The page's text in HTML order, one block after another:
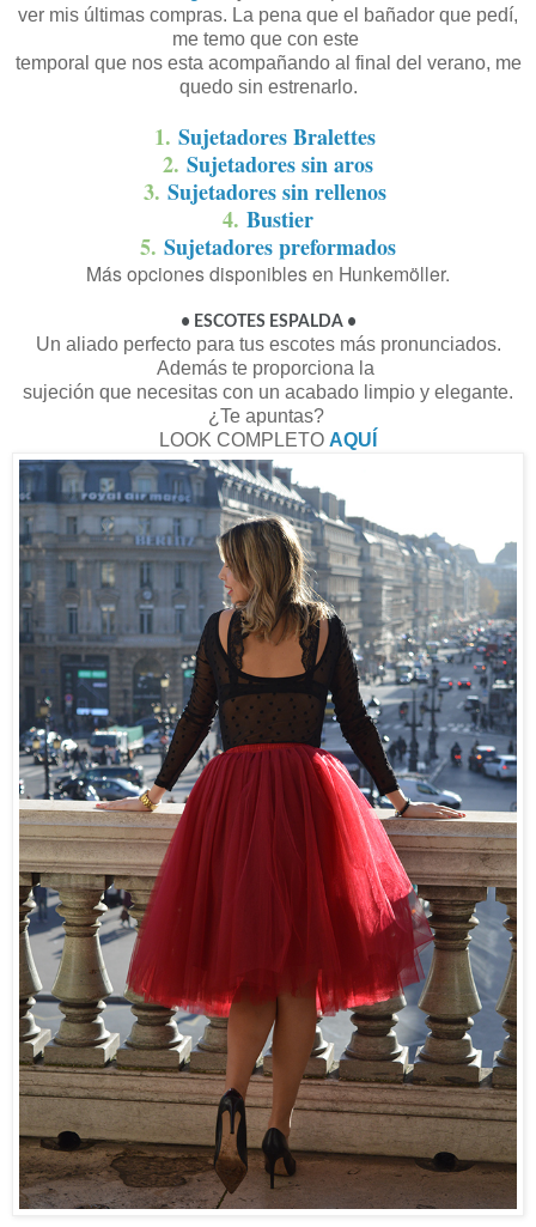
ver mis últimas compras. La pena que el bañador que pedí,
me temo que con este
temporal que nos esta acompañando al final del verano, me
quedo sin estrenarlo.
1. Sujetadores Bralettes
2. Sujetadores sin aros
3. Sujetadores sin rellenos
4. Bustier
5. Sujetadores preformados
Más opciones disponibles en Hunkemöller.
• ESCOTES ESPALDA •
Un aliado perfecto para tus escotes más pronunciados.
Además te proporciona la
sujeción que necesitas con un acabado limpio y elegante.
¿Te apuntas?
LOOK COMPLETO AQUÍ